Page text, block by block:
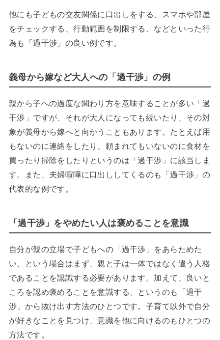
他にも子どもの交友関係に口出しをする、スマホや部屋
をチェックする、行動範囲を制限する、などといった行
為も「過干渉」の良い例です。
義母から嫁など大人への「過干渉」の例
親から子への過度な関わり方を意味することが多い「過
干渉」ですが、それが大人になっても続いたり、その対
象が義母から嫁へと向かうこともあります。たとえば用
もないのに連絡をしたり、頼まれてもいないのに食材を
買ったり掃除をしたりというのは「過干渉」に該当しま
す。また、夫婦喧嘩に口出ししてくるのも「過干渉」の
代表的な例です。
「過干渉」をやめたい人は褒めることを意識
自分が親の立場で子どもへの「過干渉」をあらためた
い、という場合はまず、親と子は一体ではなく違う人格
であることを認識する必要があります。加えて、良いと
ころを認め褒めることを意識する、というのも「過干
渉」から抜け出す方法のひとつです。子育て以外で自分
が好きなことを見つけ、意識を他に向けるのもひとつの
方法です。